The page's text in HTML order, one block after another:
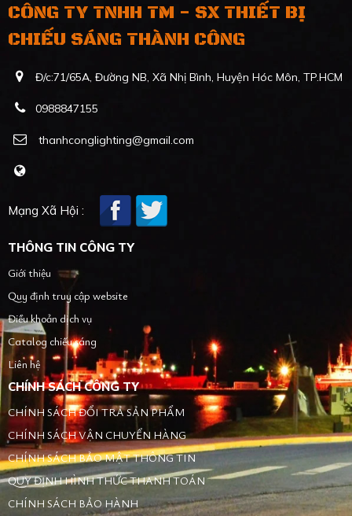
CÔNG TY TNHH TM - SX THIẾT BỊ
CHIẾU SÁNG THÀNH CÔNG
Đ/c:71/65A, Đường NB, Xã Nhị Bình, Huyện Hóc Môn, TP.HCM
0988847155
thanhconglighting@gmail.com
Mạng Xã Hội :
THÔNG TIN CÔNG TY
Giới thiệu
Quy định truy cập website
Điều khoản dịch vụ
Catalog chiếu sáng
Liên hệ
CHÍNH SÁCH CÔNG TY
CHÍNH SÁCH ĐỔI TRẢ SẢN PHẨM
CHÍNH SÁCH VẬN CHUYỂN HÀNG
CHÍNH SÁCH BẢO MẬT THÔNG TIN
QUY ĐỊNH HÌNH THỨC THANH TOÁN
CHÍNH SÁCH BẢO HÀNH